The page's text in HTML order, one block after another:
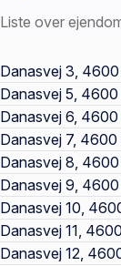
Liste over
Offentlige
Danasvej 3,
Danasvej 5,
Danasvej 6,
Danasvej 7, 4600
Danasvej 8,
Danasvej 9,
Danasvej 10,
Danasvej 11,
Danasvej 12,